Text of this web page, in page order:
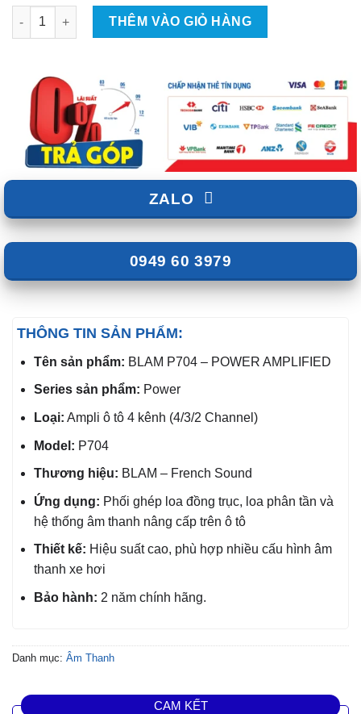
Độ Loa BLAM P704 POWER AMPLIFIER Cho Ô Tô số lượng
THÊM VÀO GIỎ HÀNG
ZALO
0949 60 3979
THÔNG TIN SẢN PHẨM:
Tên sản phẩm: BLAM P704 – POWER AMPLIFIED
Series sản phẩm: Power
Loại: Ampli ô tô 4 kênh (4/3/2 Channel)
Model: P704
Thương hiệu: BLAM – French Sound
Ứng dụng: Phối ghép loa đồng trục, loa phân tần và
hệ thống âm thanh nâng cấp trên ô tô
Thiết kế: Hiệu suất cao, phù hợp nhiều cấu hình âm
thanh xe hơi
Bảo hành: 2 năm chính hãng.
Danh mục: Âm Thanh
CAM KẾT